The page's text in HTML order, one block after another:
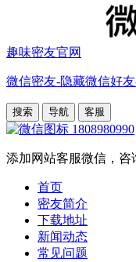
趣味密友官网
微信密友-隐藏微信好
搜索 导航 客服
1808980990
添加网站客服微信，咨
首页
密友简介
下载地址
新闻动态
常见问题